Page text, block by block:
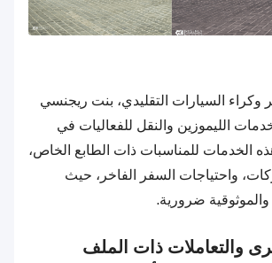
وكراء السيارات التقليدي، بنت ريجنسي
الليموزين والنقل للفعاليات في
الخدمات للمناسبات ذات الطابع الخاص،
واحتياجات السفر الفاخر، حيث
ضرورية.
والتعاملات ذات الملف